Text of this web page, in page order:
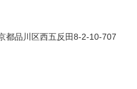
都品川区西五反田8-2-10-707